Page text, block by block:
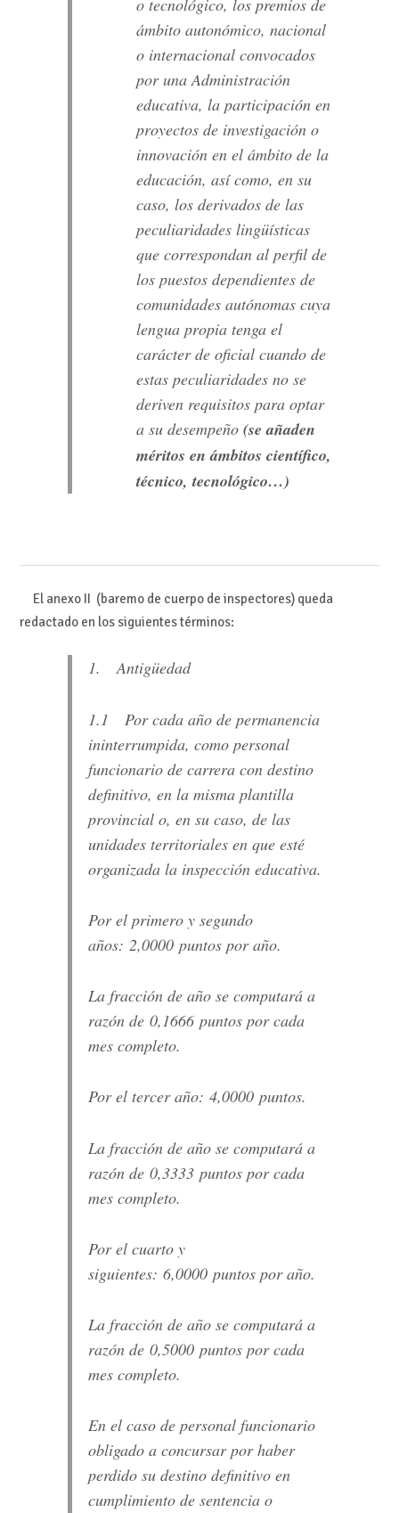
o tecnológico, los premios de
ámbito autonómico, nacional
o internacional convocados
por una Administración
educativa, la participación en
proyectos de investigación o
innovación en el ámbito de la
educación, así como, en su
caso, los derivados de las
peculiaridades lingüísticas
que correspondan al perfil de
los puestos dependientes de
comunidades autónomas cuya
lengua propia tenga el
carácter de oficial cuando de
estas peculiaridades no se
deriven requisitos para optar
a su desempeño (se añaden
méritos en ámbitos científico,
técnico, tecnológico…)
El anexo II (baremo de cuerpo de inspectores) queda
redactado en los siguientes términos:
1. Antigüedad
1.1 Por cada año de permanencia
ininterrumpida, como personal
funcionario de carrera con destino
definitivo, en la misma plantilla
provincial o, en su caso, de las
unidades territoriales en que esté
organizada la inspección educativa.
Por el primero y segundo
años: 2,0000 puntos por año.
La fracción de año se computará a
razón de 0,1666 puntos por cada
mes completo.
Por el tercer año: 4,0000 puntos.
La fracción de año se computará a
razón de 0,3333 puntos por cada
mes completo.
Por el cuarto y
siguientes: 6,0000 puntos por año.
La fracción de año se computará a
razón de 0,5000 puntos por cada
mes completo.
En el caso de personal funcionario
obligado a concursar por haber
perdido su destino definitivo en
cumplimiento de sentencia o